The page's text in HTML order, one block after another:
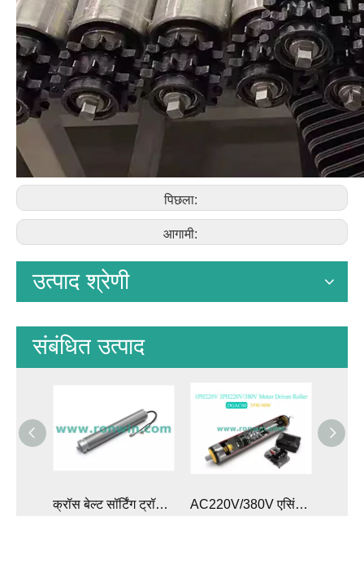
पिछला:
आगामी:
उत्पाद श्रेणी
संबंधित उत्पाद
AC220V/380V एसिंक्रोनस गियर रिडक्शन मोटर चालित रोलर क्रॉस-बेल्ट सॉर्टर फीडिंग कन्वेयर के लिए DGDD67-R DC मोटर रोलर